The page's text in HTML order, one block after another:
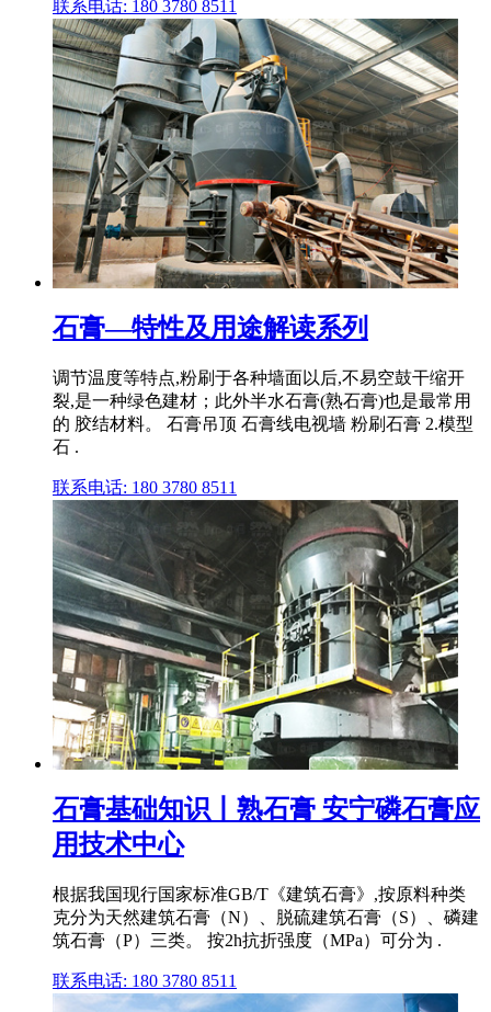
联系电话: 180 3780 8511
石膏—特性及用途解读系列
调节温度等特点,粉刷于各种墙面以后,不易空鼓干缩开
裂,是一种绿色建材；此外半水石膏(熟石膏)也是最常用
的 胶结材料。 石膏吊顶 石膏线电视墙 粉刷石膏 2.模型
石 .
联系电话: 180 3780 8511
石膏基础知识丨熟石膏 安宁磷石膏应
用技术中心
根据我国现行国家标准GB/T《建筑石膏》,按原料种类
克分为天然建筑石膏（N）、脱硫建筑石膏（S）、磷建
筑石膏（P）三类。 按2h抗折强度（MPa）可分为 .
联系电话: 180 3780 8511